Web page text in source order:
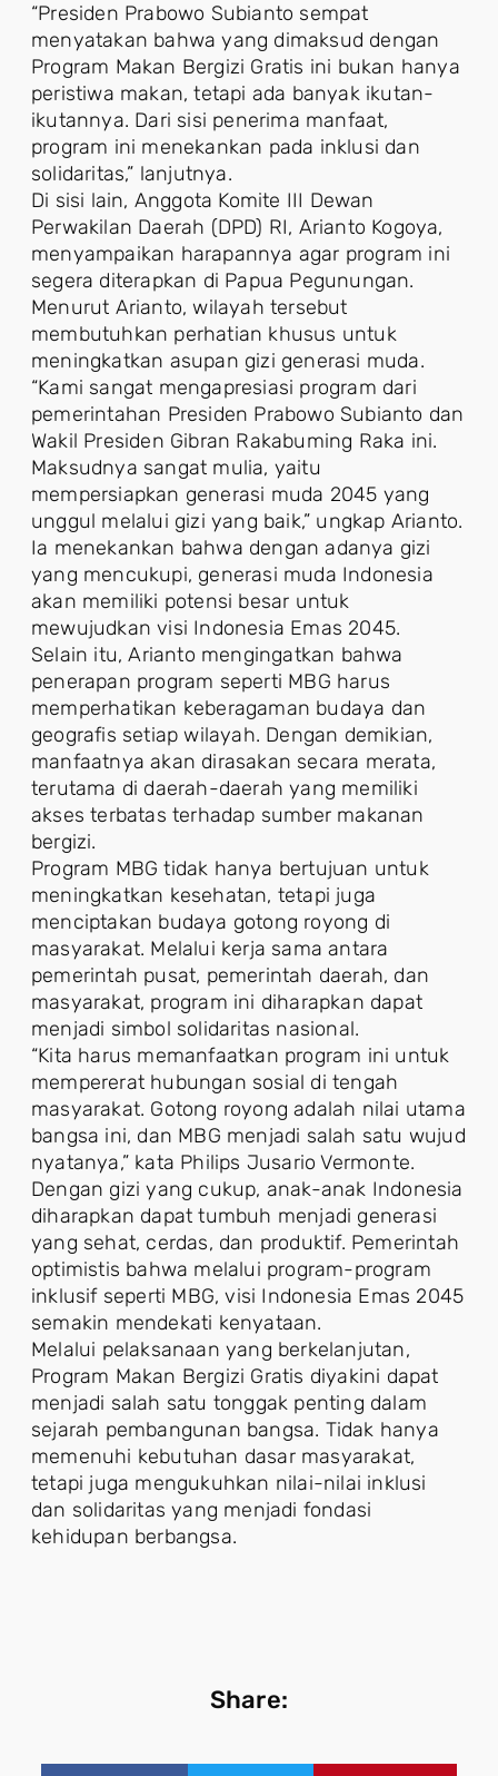
“Presiden Prabowo Subianto sempat
menyatakan bahwa yang dimaksud dengan
Program Makan Bergizi Gratis ini bukan hanya
peristiwa makan, tetapi ada banyak ikutan-
ikutannya. Dari sisi penerima manfaat,
program ini menekankan pada inklusi dan
solidaritas,” lanjutnya.
Di sisi lain, Anggota Komite III Dewan
Perwakilan Daerah (DPD) RI, Arianto Kogoya,
menyampaikan harapannya agar program ini
segera diterapkan di Papua Pegunungan.
Menurut Arianto, wilayah tersebut
membutuhkan perhatian khusus untuk
meningkatkan asupan gizi generasi muda.
“Kami sangat mengapresiasi program dari
pemerintahan Presiden Prabowo Subianto dan
Wakil Presiden Gibran Rakabuming Raka ini.
Maksudnya sangat mulia, yaitu
mempersiapkan generasi muda 2045 yang
unggul melalui gizi yang baik,” ungkap Arianto.
Ia menekankan bahwa dengan adanya gizi
yang mencukupi, generasi muda Indonesia
akan memiliki potensi besar untuk
mewujudkan visi Indonesia Emas 2045.
Selain itu, Arianto mengingatkan bahwa
penerapan program seperti MBG harus
memperhatikan keberagaman budaya dan
geografis setiap wilayah. Dengan demikian,
manfaatnya akan dirasakan secara merata,
terutama di daerah-daerah yang memiliki
akses terbatas terhadap sumber makanan
bergizi.
Program MBG tidak hanya bertujuan untuk
meningkatkan kesehatan, tetapi juga
menciptakan budaya gotong royong di
masyarakat. Melalui kerja sama antara
pemerintah pusat, pemerintah daerah, dan
masyarakat, program ini diharapkan dapat
menjadi simbol solidaritas nasional.
“Kita harus memanfaatkan program ini untuk
mempererat hubungan sosial di tengah
masyarakat. Gotong royong adalah nilai utama
bangsa ini, dan MBG menjadi salah satu wujud
nyatanya,” kata Philips Jusario Vermonte.
Dengan gizi yang cukup, anak-anak Indonesia
diharapkan dapat tumbuh menjadi generasi
yang sehat, cerdas, dan produktif. Pemerintah
optimistis bahwa melalui program-program
inklusif seperti MBG, visi Indonesia Emas 2045
semakin mendekati kenyataan.
Melalui pelaksanaan yang berkelanjutan,
Program Makan Bergizi Gratis diyakini dapat
menjadi salah satu tonggak penting dalam
sejarah pembangunan bangsa. Tidak hanya
memenuhi kebutuhan dasar masyarakat,
tetapi juga mengukuhkan nilai-nilai inklusi
dan solidaritas yang menjadi fondasi
kehidupan berbangsa.
Share: